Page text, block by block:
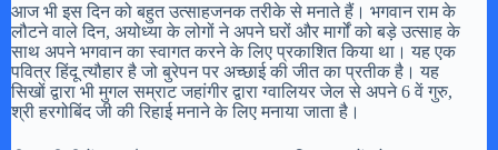
आज भी इस दिन को बहुत उत्साहजनक तरीके से मनाते हैं। भगवान राम के
लौटने वाले दिन, अयोध्या के लोगों ने अपने घरों और मार्गों को बड़े उत्साह के
साथ अपने भगवान का स्वागत करने के लिए प्रकाशित किया था। यह एक
पवित्र हिंदू त्यौहार है जो बुरेपन पर अच्छाई की जीत का प्रतीक है। यह
सिखों द्वारा भी मुगल सम्राट जहांगीर द्वारा ग्वालियर जेल से अपने 6 वें गुरु,
श्री हरगोबिंद जी की रिहाई मनाने के लिए मनाया जाता है।